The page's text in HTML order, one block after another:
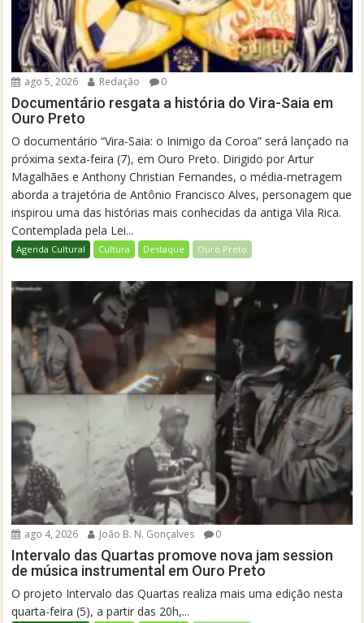
ago 5, 2026 Redação 0
Documentário resgata a história do Vira-Saia em
Ouro Preto
O documentário “Vira-Saia: o Inimigo da Coroa” será lançado na
próxima sexta-feira (7), em Ouro Preto. Dirigido por Artur
Magalhães e Anthony Christian Fernandes, o média-metragem
aborda a trajetória de Antônio Francisco Alves, personagem que
inspirou uma das histórias mais conhecidas da antiga Vila Rica.
Contemplada pela Lei...
Agenda Cultural Cultura Destaque Ouro Preto
ago 4, 2026 João B. N. Gonçalves 0
Intervalo das Quartas promove nova jam session
de música instrumental em Ouro Preto
O projeto Intervalo das Quartas realiza mais uma edição nesta
quarta-feira (5), a partir das 20h,...